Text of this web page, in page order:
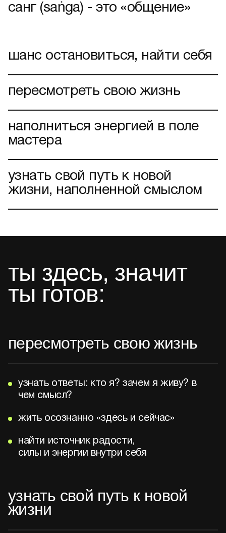
санг (saṅga) - это «общение»
шанс остановиться, найти себя
пересмотреть свою жизнь
наполниться энергией в поле
мастера
узнать свой путь к новой
жизни, наполненной смыслом
ты здесь, значит
ты готов:
пересмотреть свою жизнь
узнать ответы: кто я? зачем я живу? в
чем смысл?
жить осознанно «здесь и сейчас»
найти источник радости,
силы и энергии внутри себя
узнать свой путь к новой
жизни